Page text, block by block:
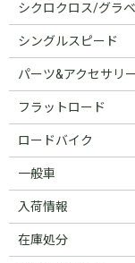
シクロクロス/グラ
シングルスピード
パーツ&アクセサリ
フラットロード
ロードバイク
一般車
入荷情報
在庫処分